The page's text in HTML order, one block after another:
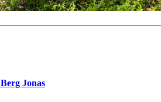
Jonas